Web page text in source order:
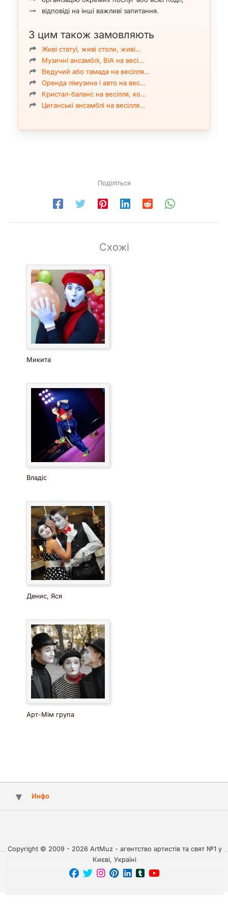
Чому обирають міма Алісу?
Вміння працювати з різною аудиторією.
Гнучкість у підборі образів та сценаріїв.
Оригінальність та креативність у кожному виступі.
відповіді на інші важливі запитання.
З цим також замовляють
Живі статуї, живі столи, живі…
Музичні ансамблі, ВІА на весі…
Ведучий або тамада на весілля…
Оренда лімузина і авто на вес…
Кристал-баланс на весілля, ко…
Циганські ансамблі на весілля…
Поділіться
Схожі
Микита
Владіс
Денис, Яся
Арт-Мім група
Инфо
Copyright © 2009 - 2026 ArtMuz - агентство артистів та свят №1 у
Києві, Україні